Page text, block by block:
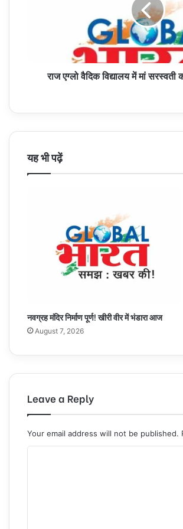
राज एग्लो वैदिक विद्यालय में मां
यह भी पढ़ें
नवग्रह मंदिर निर्माण पूर्ण! खीरी वीर में भंडारा आज
August 7, 2026
Leave a Reply
Your email address will not be published.